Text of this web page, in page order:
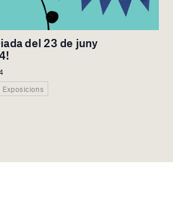
del 23 de juny